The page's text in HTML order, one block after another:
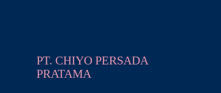
PT. CHIYO PERSADA
PRATAMA